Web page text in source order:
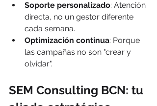
Soporte personalizado: Atención
directa, no un gestor diferente
cada semana.
Optimización continua: Porque
las campañas no son "crear y
olvidar".
SEM Consulting BCN: tu